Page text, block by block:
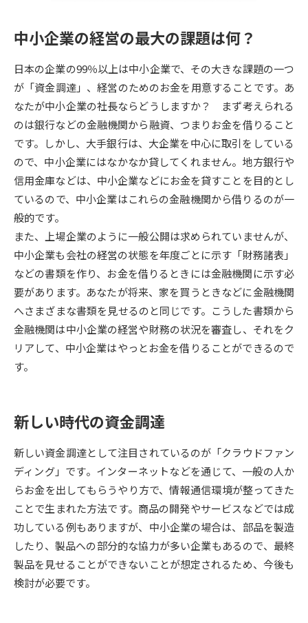
幼稚園教員資格認定試験 小学校教員資格認定試験
高等学校（情報）教員資格認定
試験
大学研究 大学検索
大学で学べる内容や特徴を調べる
新増設大学・学部・学科特集
データサイエンス特集 奨学金・特待生制度特集
デジタルパンフレット 進路の３択
新学年スタート号特集ページ
（高3生用）
新学年スタート号特集ページ
（高2生用）
SELFBRAND特集ページ
オープンキャンパス検索 実施プログラムから探す
来場型・Web型イベント特集 夢ナビライブ
受験準備 資料検索
志望校・出願校を調べる
中小企業の経営の最大の課題は何？
日本の企業の99％以上は中小企業で、その大きな課題の一つ
が「資金調達」、経営のためのお金を用意することです。あ
なたが中小企業の社長ならどうしますか？ まず考えられる
のは銀行などの金融機関から融資、つまりお金を借りること
です。しかし、大手銀行は、大企業を中心に取引をしている
ので、中小企業にはなかなか貸してくれません。地方銀行や
信用金庫などは、中小企業などにお金を貸すことを目的とし
ているので、中小企業はこれらの金融機関から借りるのが一
般的です。
また、上場企業のように一般公開は求められていませんが、
中小企業も会社の経営の状態を年度ごとに示す「財務諸表」
などの書類を作り、お金を借りるときには金融機関に示す必
要があります。あなたが将来、家を買うときなどに金融機関
へさまざまな書類を見せるのと同じです。こうした書類から
金融機関は中小企業の経営や財務の状況を審査し、それをク
リアして、中小企業はやっとお金を借りることができるので
す。
新しい時代の資金調達
新しい資金調達として注目されているのが「クラウドファン
ディング」です。インターネットなどを通じて、一般の人か
らお金を出してもらうやり方で、情報通信環境が整ってきた
ことで生まれた方法です。商品の開発やサービスなどでは成
功している例もありますが、中小企業の場合は、部品を製造
したり、製品への部分的な協力が多い企業もあるので、最終
製品を見せることができないことが想定されるため、今後も
検討が必要です。